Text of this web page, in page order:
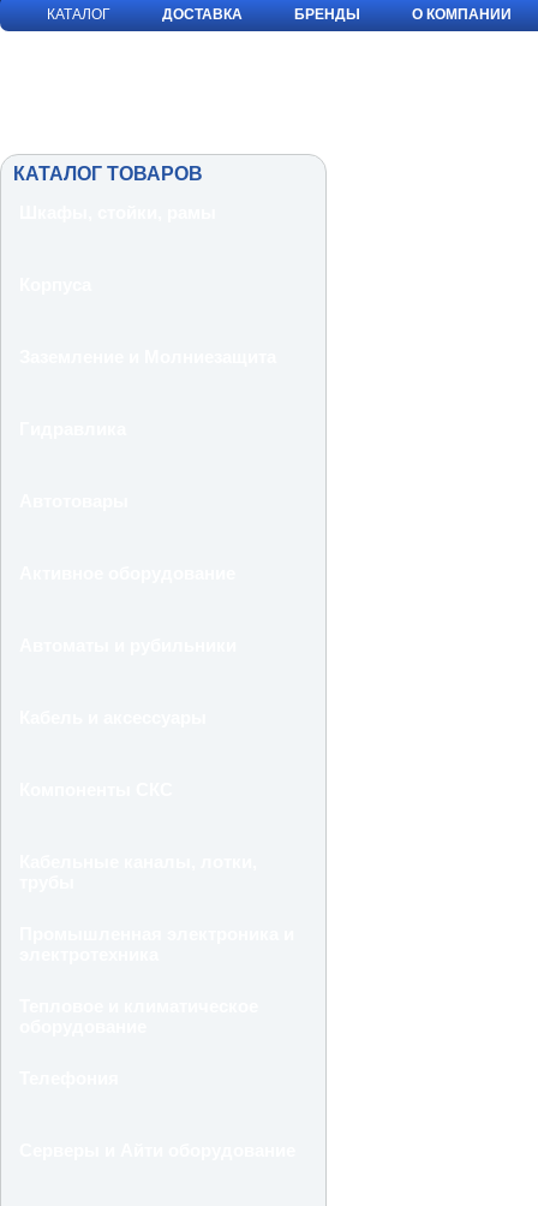
КАТАЛОГ ДОСТАВКА БРЕНДЫ О КОМПАНИИ
КАТАЛОГ ТОВАРОВ